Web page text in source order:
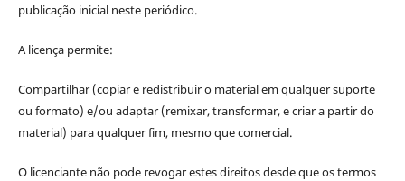
publicação inicial neste periódico.
A licença permite:
Compartilhar (copiar e redistribuir o material em qualquer suporte
ou formato) e/ou adaptar (remixar, transformar, e criar a partir do
material) para qualquer fim, mesmo que comercial.
O licenciante não pode revogar estes direitos desde que os termos